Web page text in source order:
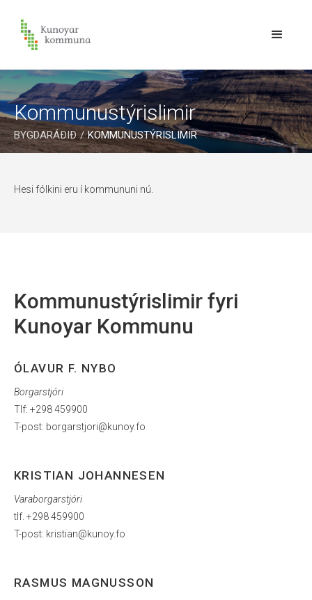
Kommunustýrislimir
BYGDARÁÐIÐ / KOMMUNUSTÝRISLIMIR
Hesi fólkini eru í kommununi nú.
Kommunustýrislimir fyri
Kunoyar Kommunu
ÓLAVUR F. NYBO
Borgarstjóri
Tlf: +298 459900
T-post: borgarstjori@kunoy.fo
KRISTIAN JOHANNESEN
Varaborgarstjóri
tlf. +298 459900
T-post: kristian@kunoy.fo
RASMUS MAGNUSSON